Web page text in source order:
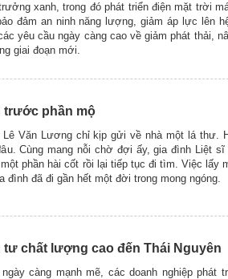
xanh, trong đó phát triển điện mặt trời
đảm an ninh năng lượng, giảm áp lực lên
yêu cầu ngày càng cao về giảm phát thải,
giai đoạn mới.
trước phần mộ
Văn Lương chỉ kịp gửi về nhà một lá thư.
Cùng mang nỗi chờ đợi ấy, gia đình Liệt
phần hài cốt rồi lại tiếp tục đi tìm. Việc lấy
đình đã đi gần hết một đời trong mong ngóng.
chất lượng cao đến Thái Nguyên
càng mạnh mẽ, các doanh nghiệp phát